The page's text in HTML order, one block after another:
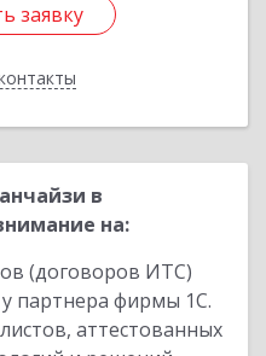
заявку
заявку
в
на:
(договоров ИТС)
партнера фирмы 1С.
аттестованных